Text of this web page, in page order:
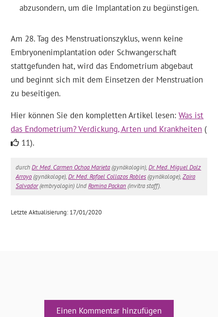
abzusondern, um die Implantation zu begünstigen.
Am 28. Tag des Menstruationszyklus, wenn keine
Embryonenimplantation oder Schwangerschaft
stattgefunden hat, wird das Endometrium abgebaut
und beginnt sich mit dem Einsetzen der Menstruation
zu beseitigen.
Hier können Sie den kompletten Artikel lesen:Was ist
das Endometrium? Verdickung, Arten und Krankheiten (
11).
durchDr. Med. Carmen Ochoa Marieta(gynäkologin),Dr. Med. Miguel Dolz
Arroyo(gynäkologe),Dr. Med. Rafael Collazos Robles(gynäkologe),Zaira
Salvador(embryologin) UndRomina Packan(invitra staff).
Letzte Aktualisierung: 17/01/2020
Einen Kommentar hinzufügen